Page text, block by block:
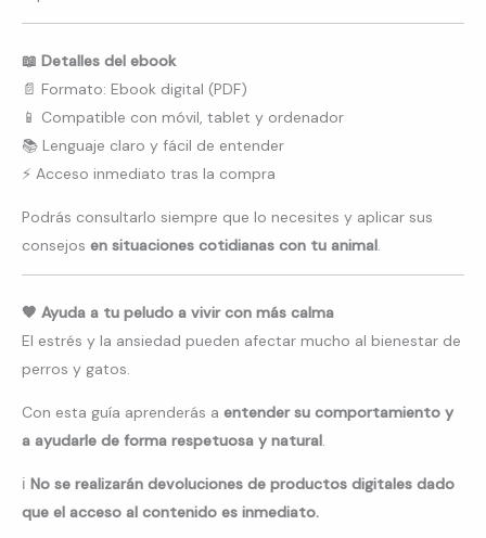
📖 Detalles del ebook
📄 Formato: Ebook digital (PDF)
📱 Compatible con móvil, tablet y ordenador
📚 Lenguaje claro y fácil de entender
⚡ Acceso inmediato tras la compra
Podrás consultarlo siempre que lo necesites y aplicar sus
consejos en situaciones cotidianas con tu animal.
🧡 Ayuda a tu peludo a vivir con más calma
El estrés y la ansiedad pueden afectar mucho al bienestar de
perros y gatos.
Con esta guía aprenderás a entender su comportamiento y
a ayudarle de forma respetuosa y natural.
ℹ️ No se realizarán devoluciones de productos digitales dado
que el acceso al contenido es inmediato.